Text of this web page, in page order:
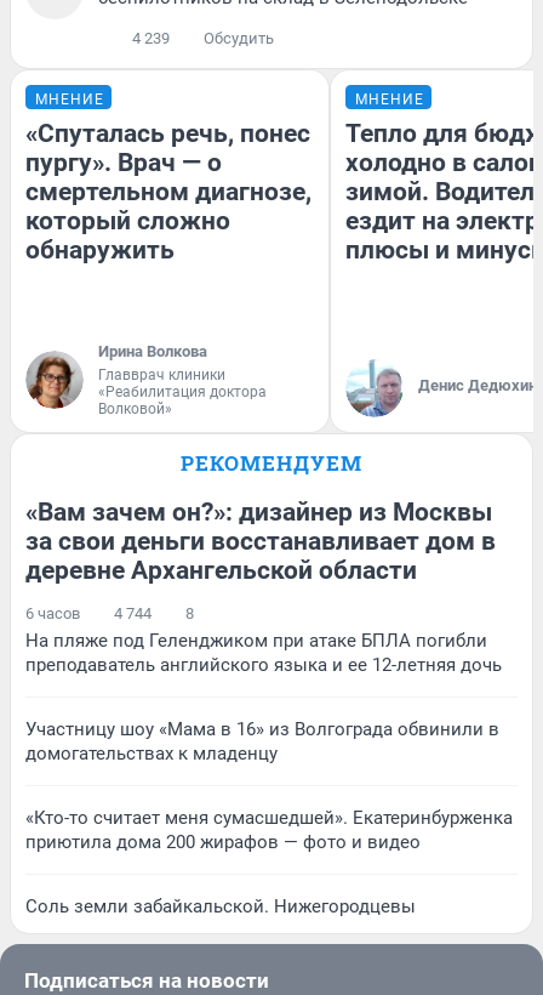
4 239 Обсудить
МНЕНИЕ
«Спуталась речь, понес
пургу». Врач — о
смертельном диагнозе,
который сложно
обнаружить
Ирина Волкова
Главврач клиники
«Реабилитация доктора
Волковой»
МНЕНИЕ
Тепло для
холодно в
зимой.
ездит на
плюсы и
Денис Дедюхин
РЕКОМЕНДУЕМ
«Вам зачем он?»: дизайнер из Москвы
за свои деньги восстанавливает дом в
деревне Архангельской области
6 часов 4 744 8
На пляже под Геленджиком при атаке БПЛА погибли
преподаватель английского языка и ее 12-летняя дочь
Участницу шоу «Мама в 16» из Волгограда обвинили в
домогательствах к младенцу
«Кто-то считает меня сумасшедшей». Екатеринбурженка
приютила дома 200 жирафов — фото и видео
Соль земли забайкальской. Нижегородцевы
Подписаться на новости